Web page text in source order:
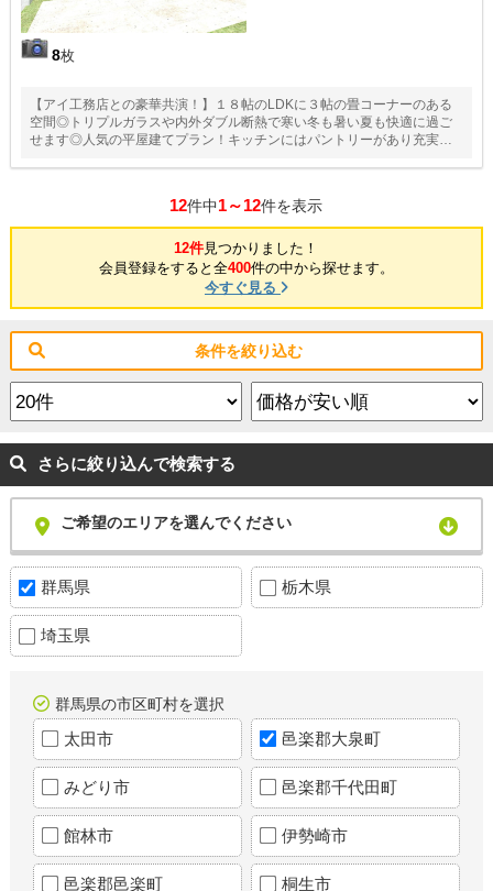
8枚
【アイ工務店との豪華共演！】１８帖のLDKに３帖の畳コーナーのある
空間◎トリプルガラスや内外ダブル断熱で寒い冬も暑い夏も快適に過ご
せます◎人気の平屋建てプラン！キッチンにはパントリーがあり充実の
12件中1～12件を表示
12件見つかりました！
会員登録をすると全400件の中から探せます。
今すぐ見る
条件を絞り込む
さらに絞り込んで検索する
ご希望のエリアを選んでください
群馬県 栃木県
埼玉県
群馬県の市区町村を選択
太田市 邑楽郡大泉町
みどり市 邑楽郡千代田町
館林市 伊勢崎市
邑楽郡邑楽町 桐生市